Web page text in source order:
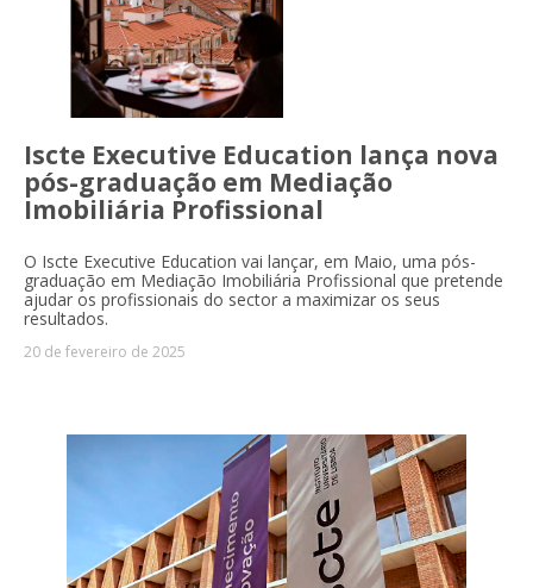
Iscte Executive Education lança nova
pós-graduação em Mediação
Imobiliária Profissional
O Iscte Executive Education vai lançar, em Maio, uma pós-
graduação em Mediação Imobiliária Profissional que pretende
ajudar os profissionais do sector a maximizar os seus
resultados.
20 de fevereiro de 2025